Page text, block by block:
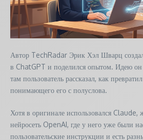
Автор TechRadar Эрик Хэл Шварц
в ChatGPT и поделился опытом. Идею
там пользователь рассказал, как
понимающего его с полуслова.
Хотя в оригинале использовался Claude,
нейросеть OpenAI, где у него уже были
пользовательские инструкции и есть